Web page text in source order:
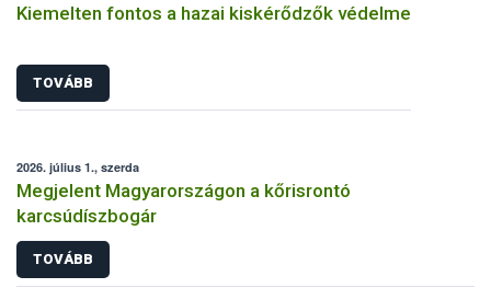
Kiemelten fontos a hazai kiskérődzők védelme
TOVÁBB
2026. július 1., szerda
Megjelent Magyarországon a kőrisrontó
karcsúdíszbogár
TOVÁBB